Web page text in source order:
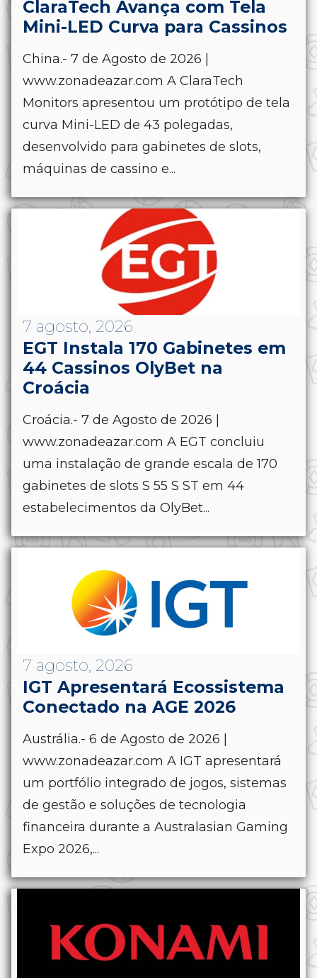
ClaraTech Avança com Tela
Mini-LED Curva para Cassinos
China.- 7 de Agosto de 2026 |
www.zonadeazar.com A ClaraTech
Monitors apresentou um protótipo de tela
curva Mini-LED de 43 polegadas,
desenvolvido para gabinetes de slots,
máquinas de cassino e...
7 agosto, 2026
EGT Instala 170 Gabinetes em
44 Cassinos OlyBet na
Croácia
Croácia.- 7 de Agosto de 2026 |
www.zonadeazar.com A EGT concluiu
uma instalação de grande escala de 170
gabinetes de slots S 55 S ST em 44
estabelecimentos da OlyBet...
7 agosto, 2026
IGT Apresentará Ecossistema
Conectado na AGE 2026
Austrália.- 6 de Agosto de 2026 |
www.zonadeazar.com A IGT apresentará
um portfólio integrado de jogos, sistemas
de gestão e soluções de tecnologia
financeira durante a Australasian Gaming
Expo 2026,...